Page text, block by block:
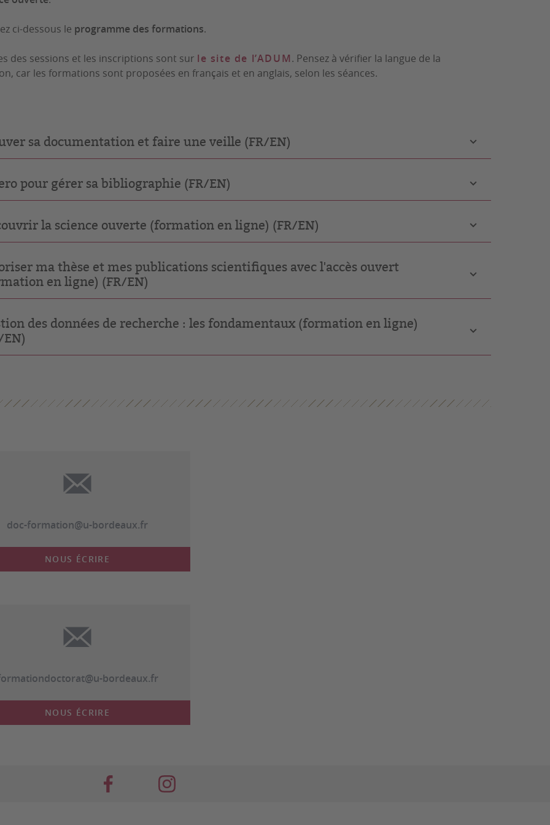
ci-dessous le programme des formations.
des sessions et les inscriptions sont sur le site de l’ADUM. Pensez à vérifier la langue de la
car les formations sont proposées en français et en anglais, selon les séances.
sa documentation et faire une veille (FR/EN)
pour gérer sa bibliographie (FR/EN)
la science ouverte (formation en ligne) (FR/EN)
ma thèse et mes publications scientifiques avec l'accès ouvert
en ligne) (FR/EN)
des données de recherche : les fondamentaux (formation en ligne)
doc-formation@u-bordeaux.fr
NOUS ÉCRIRE
bordeaux.fr
NOUS ÉCRIRE